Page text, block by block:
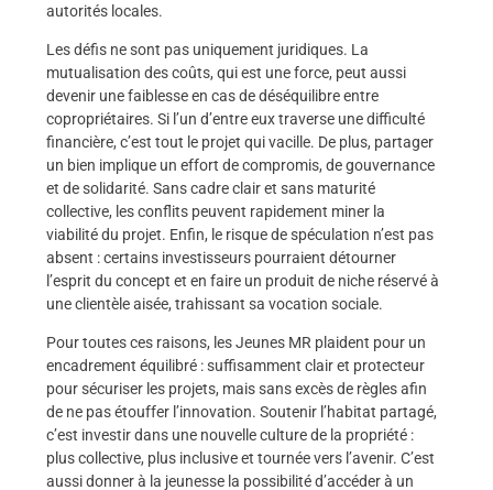
autorités locales.
Les défis ne sont pas uniquement juridiques. La
mutualisation des coûts, qui est une force, peut aussi
devenir une faiblesse en cas de déséquilibre entre
copropriétaires. Si l’un d’entre eux traverse une difficulté
financière, c’est tout le projet qui vacille. De plus, partager
un bien implique un effort de compromis, de gouvernance
et de solidarité. Sans cadre clair et sans maturité
collective, les conflits peuvent rapidement miner la
viabilité du projet. Enfin, le risque de spéculation n’est pas
absent : certains investisseurs pourraient détourner
l’esprit du concept et en faire un produit de niche réservé à
une clientèle aisée, trahissant sa vocation sociale.
Pour toutes ces raisons, les Jeunes MR plaident pour un
encadrement équilibré : suffisamment clair et protecteur
pour sécuriser les projets, mais sans excès de règles afin
de ne pas étouffer l’innovation. Soutenir l’habitat partagé,
c’est investir dans une nouvelle culture de la propriété :
plus collective, plus inclusive et tournée vers l’avenir. C’est
aussi donner à la jeunesse la possibilité d’accéder à un